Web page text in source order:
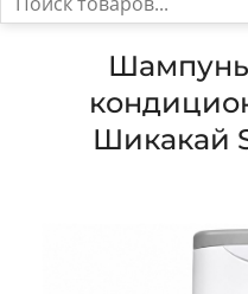
Шампунь
Шикакай